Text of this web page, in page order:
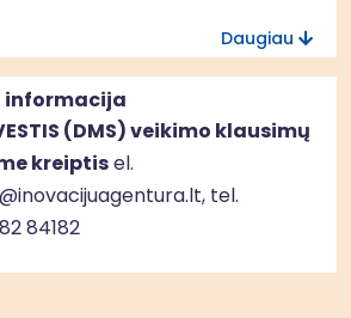
DI reguliacinę smėliadėžę
regione)
Daugiau
informacija
(DMS) veikimo klausimų
kreiptisel.
, tel.
84182